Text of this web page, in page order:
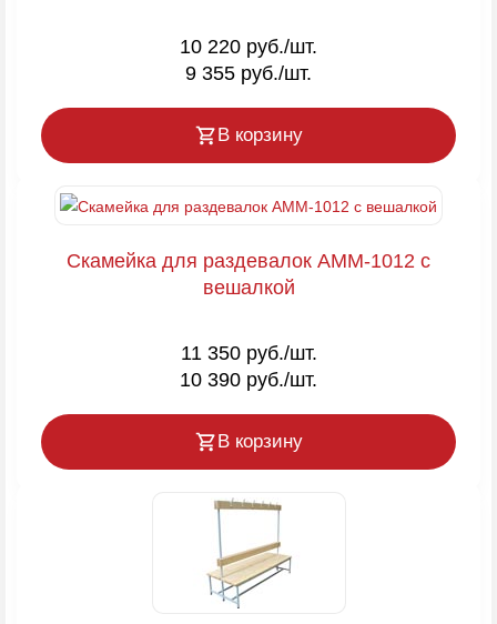
10 220 руб./шт.
9 355 руб./шт.
В корзину
Скамейка для раздевалок AMM-1012 с
вешалкой
11 350 руб./шт.
10 390 руб./шт.
В корзину